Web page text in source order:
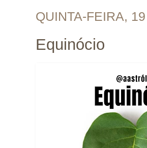
QUINTA-FEIRA,
Equinócio